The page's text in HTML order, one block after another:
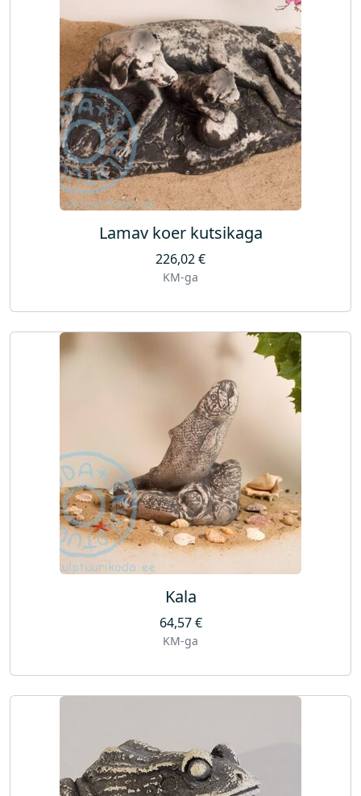
Lamav koer kutsikaga
226,02€
KM-ga
Kala
64,57€
KM-ga